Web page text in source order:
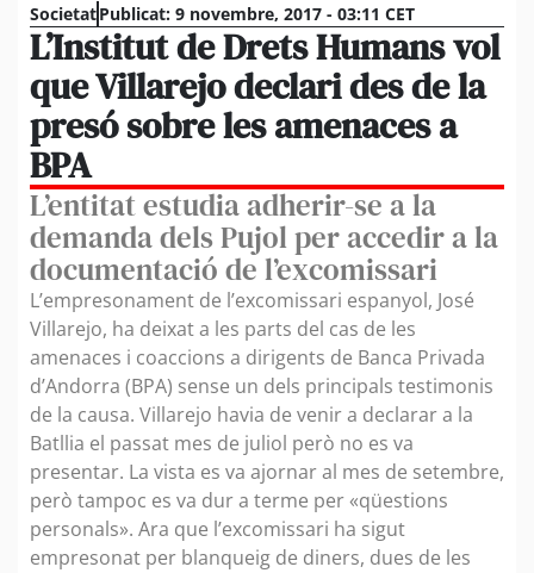
SocietatPublicat: 9 novembre, 2017 - 03:11 CET
L’Institut de Drets Humans vol
que Villarejo declari des de la
presó sobre les amenaces a
BPA
L’entitat estudia adherir-se a la
demanda dels Pujol per accedir a la
documentació de l’excomissari
L’empresonament de l’excomissari espanyol, José
Villarejo, ha deixat a les parts del cas de les
amenaces i coaccions a dirigents de Banca Privada
d’Andorra (BPA) sense un dels principals testimonis
de la causa. Villarejo havia de venir a declarar a la
Batllia el passat mes de juliol però no es va
presentar. La vista es va ajornar al mes de setembre,
però tampoc es va dur a terme per «qüestions
personals». Ara que l’excomissari ha sigut
empresonat per blanqueig de diners, dues de les